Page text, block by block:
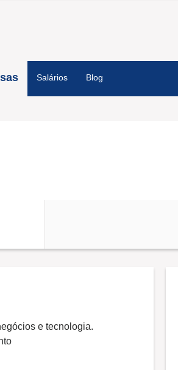
Salários Blog
e tecnologia.